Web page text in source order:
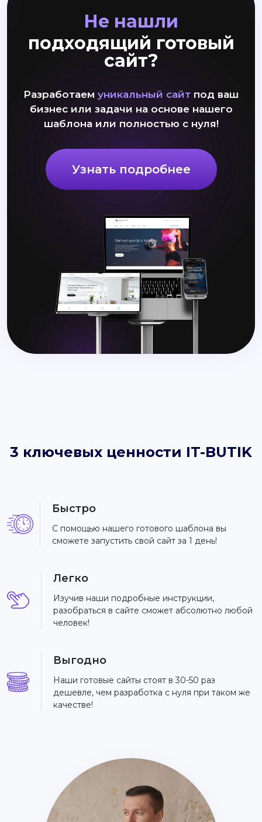
Не нашли
подходящий готовый
сайт?
Разработаем уникальный сайт под ваш
бизнес или задачи на основе нашего
шаблона или полностью с нуля!
Узнать подробнее
3 ключевых ценности IT-BUTIK
Быстро
С помощью нашего готового шаблона вы
сможете запустить свой сайт за 1 день!
Легко
Изучив наши подробные инструкции,
разобраться в сайте сможет абсолютно любой
человек!
Выгодно
Наши готовые сайты стоят в 30-50 раз
дешевле, чем разработка с нуля при таком же
качестве!